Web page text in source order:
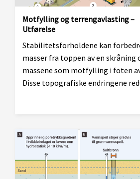
Motfylling og terrengavlasting –
Utførelse
Stabilitetsforholdene kan
masser fra toppen av en skråning
massene som motfylling i foten
Disse topografiske endringene
spenningsnivået i skråningen og
skred. Etter at slike tiltak er
utgangspunktet må anses som
denne siden finner du
kan utføre motfylling og